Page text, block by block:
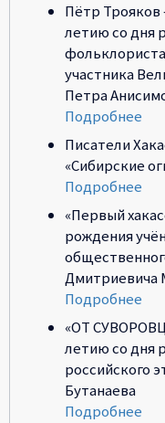
Пётр Трояков
летию со дня
участника
Петра
Подробнее
Писатели
«Сибирские
Подробнее
«Первый
рождения
Дмитриевича
Подробнее
«ОТ
летию со дня
российского
Бутанаева
Подробнее